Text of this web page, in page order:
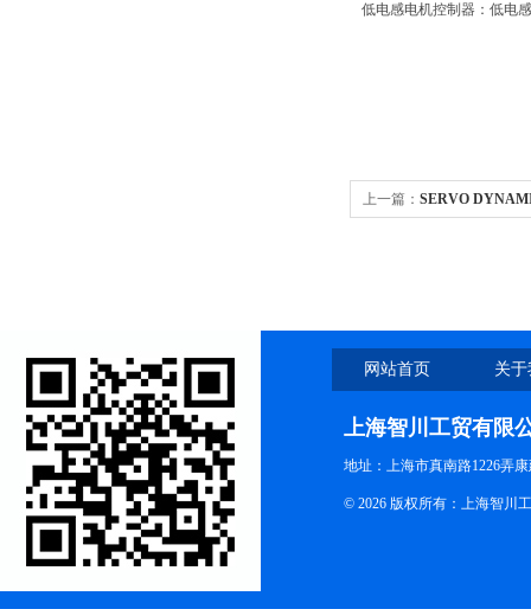
低电感电机控制器：低电
上一篇： SERVO
网站首页 关
上海智川工贸有限
地址：上海市真南路1226弄
© 2026 版权所有：上海智川